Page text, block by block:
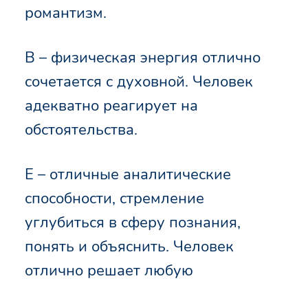
романтизм.
В – физическая энергия отлично
сочетается с духовной. Человек
адекватно реагирует на
обстоятельства.
Е – отличные аналитические
способности, стремление
углубиться в сферу познания,
понять и объяснить. Человек
отлично решает любую